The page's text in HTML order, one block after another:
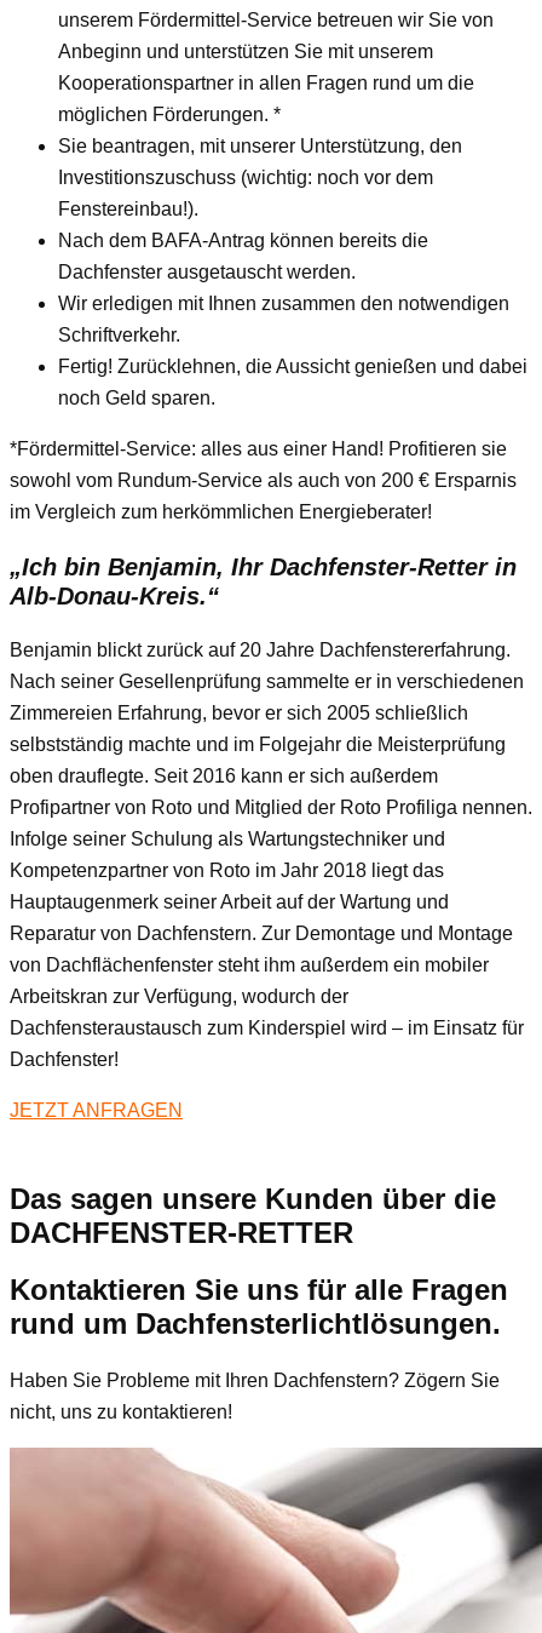
unserem Fördermittel-Service betreuen wir Sie von
Anbeginn und unterstützen Sie mit unserem
Kooperationspartner in allen Fragen rund um die
möglichen Förderungen. *
Sie beantragen, mit unserer Unterstützung, den
Investitionszuschuss (wichtig: noch vor dem
Fenstereinbau!).
Nach dem BAFA-Antrag können bereits die
Dachfenster ausgetauscht werden.
Wir erledigen mit Ihnen zusammen den notwendigen
Schriftverkehr.
Fertig! Zurücklehnen, die Aussicht genießen und dabei
noch Geld sparen.
*Fördermittel-Service: alles aus einer Hand! Profitieren sie
sowohl vom Rundum-Service als auch von 200 € Ersparnis
im Vergleich zum herkömmlichen Energieberater!
„Ich bin Benjamin, Ihr Dachfenster-Retter in
Alb-Donau-Kreis.“
Benjamin blickt zurück auf 20 Jahre Dachfenstererfahrung.
Nach seiner Gesellenprüfung sammelte er in verschiedenen
Zimmereien Erfahrung, bevor er sich 2005 schließlich
selbstständig machte und im Folgejahr die Meisterprüfung
oben drauflegte. Seit 2016 kann er sich außerdem
Profipartner von Roto und Mitglied der Roto Profiliga nennen.
Infolge seiner Schulung als Wartungstechniker und
Kompetenzpartner von Roto im Jahr 2018 liegt das
Hauptaugenmerk seiner Arbeit auf der Wartung und
Reparatur von Dachfenstern. Zur Demontage und Montage
von Dachflächenfenster steht ihm außerdem ein mobiler
Arbeitskran zur Verfügung, wodurch der
Dachfensteraustausch zum Kinderspiel wird – im Einsatz für
Dachfenster!
JETZT ANFRAGEN
Das sagen unsere Kunden über die
DACHFENSTER-RETTER
Kontaktieren Sie uns für alle Fragen
rund um Dachfensterlichtlösungen.
Haben Sie Probleme mit Ihren Dachfenstern? Zögern Sie
nicht, uns zu kontaktieren!